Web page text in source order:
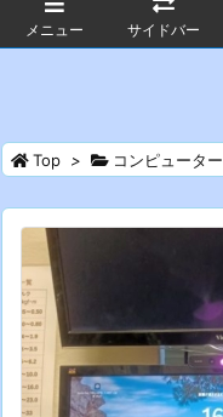
メニュー サイドバー
Top > コンピューター